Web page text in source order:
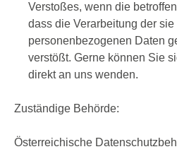
Verstoßes, wenn die
dass die Verarbeitung der sie
personenbezogenen Daten
verstößt. Gerne können Sie
direkt an uns wenden.
Zuständige Behörde:
Österreichische